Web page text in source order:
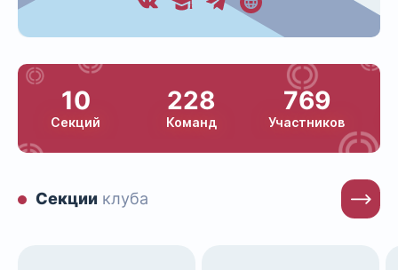
10
Секций
228
Команд
769
Участников
Секции клуба